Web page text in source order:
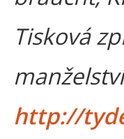
Tisková
http://